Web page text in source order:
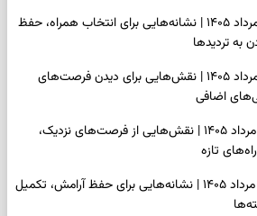
فال اسم امروز جمعه ۱۶ مرداد ۱۴۰۵ | نشانه‌هایی برای انتخاب همراه، حفظ
به تردیدها
فال چای امروز جمعه ۱۶ مرداد ۱۴۰۵ | نقش‌هایی برای دیدن فرصت‌های
اضافی
فال قهوه امروز جمعه ۱۶ مرداد ۱۴۰۵ | نقش‌هایی از فرصت‌های نزدیک،
تازه
فال شمع امروز جمعه ۱۶ مرداد ۱۴۰۵ | نشانه‌هایی برای حفظ آرامش، تکمیل